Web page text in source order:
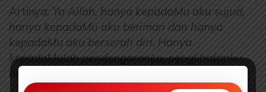
Artinya: Ya Allah, hanya kepadaMu aku sujud,
hanya kepadaMu aku beriman dan hanya
kepadaMu aku berserah diri. Hanya
kepadaMulah pendengaranku, penglihatanku,
otakku, tulangku, dan syarafku tunduk.